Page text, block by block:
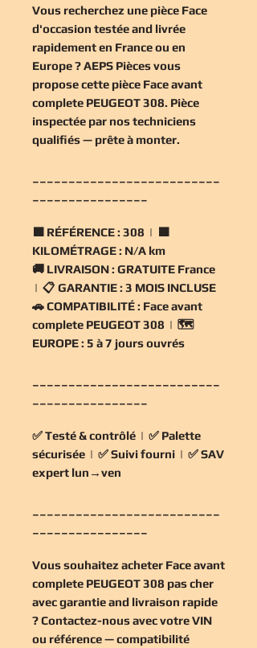
Vous recherchez une pièce Face
d'occasion testée and livrée
rapidement en France ou en
Europe ? AEPS Pièces vous
propose cette pièce Face avant
complete PEUGEOT 308. Pièce
inspectée par nos techniciens
qualifiés — prête à monter.
🟧 RÉFÉRENCE : 308 | 🟧
KILOMÉTRAGE : N/A km
🚚 LIVRAISON : GRATUITE France
| 📋 GARANTIE : 3 MOIS INCLUSE
🚗COMPATIBILITÉ : Face avant
complete PEUGEOT 308 | 🗺️
EUROPE : 5 à 7 jours ouvrés
✅Testé & contrôlé | ✅ Palette
sécurisée | ✅Suivi fourni | ✅SAV
expert lun→ven
Vous souhaitez acheter Face avant
complete PEUGEOT 308 pas cher
avec garantie and livraison rapide
? Contactez-nous avec votre VIN
ou référence — compatibilité